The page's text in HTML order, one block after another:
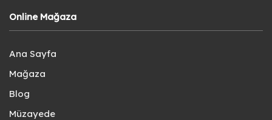
Online Mağaza
Ana Sayfa
Mağaza
Blog
Müzayede